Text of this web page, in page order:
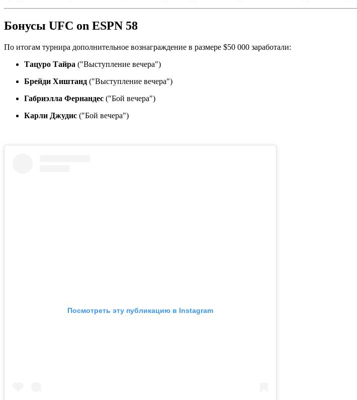
Бонусы UFC on ESPN 58
По итогам турнира дополнительное вознаграждение в размере $50 000 заработали:
Тацуро Тайра ("Выступление вечера")
Брейди Хиштанд ("Выступление вечера")
Габриэлла Фернандес ("Бой вечера")
Карли Джудис ("Бой вечера")
Посмотреть эту публикацию в Instagram